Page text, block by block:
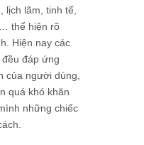
lịch lãm, tinh tế,
thể hiện rõ
Hiện nay các
đều đáp ứng
của người dùng,
quá khó khăn
những chiếc